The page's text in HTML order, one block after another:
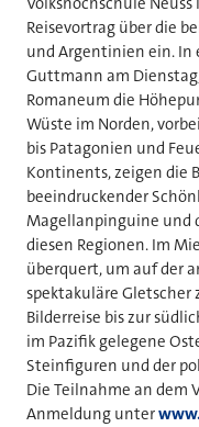
Reisevortrag über die
und Argentinien ein. In
Guttmann am
Romaneum die
Wüste im Norden,
bis Patagonien und
Kontinents, zeigen die
beeindruckender
Magellanpinguine und
diesen Regionen. Im
überquert, um auf der
spektakuläre
Bilderreise bis zur
im Pazifik gelegene
Steinfiguren und der
Die Teilnahme an dem
Anmeldung unter